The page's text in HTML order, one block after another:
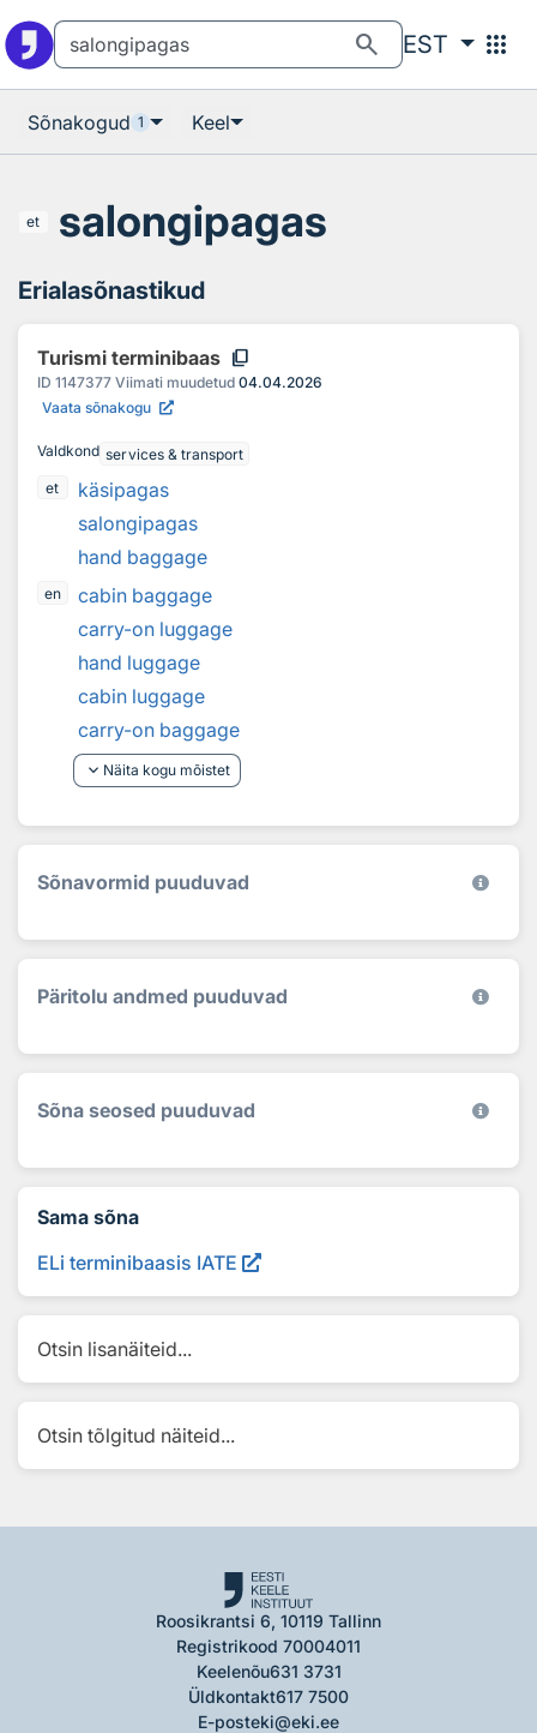
search EST apps
Sõnakogud 1 Keel
et salongipagas
Erialasõnastikud
Turismi terminibaas content_copy
ID 1147377 Viimati muudetud 04.04.2026
Vaata sõnakogu
Valdkond services & transport
et
käsipagas
salongipagas
hand baggage
en
cabin baggage
carry-on luggage
hand luggage
cabin luggage
carry-on baggage
keyboard_arrow_down Näita kogu mõistet
Sõnavormid puuduvad
Päritolu andmed puuduvad
Sõna seosed puuduvad
Sama sõna
ELi terminibaasis IATE
Otsin lisanäiteid...
Otsin tõlgitud näiteid...
Roosikrantsi 6, 10119 Tallinn
Registrikood 70004011
Keelenõu631 3731
Üldkontakt617 7500
E-posteki@eki.ee